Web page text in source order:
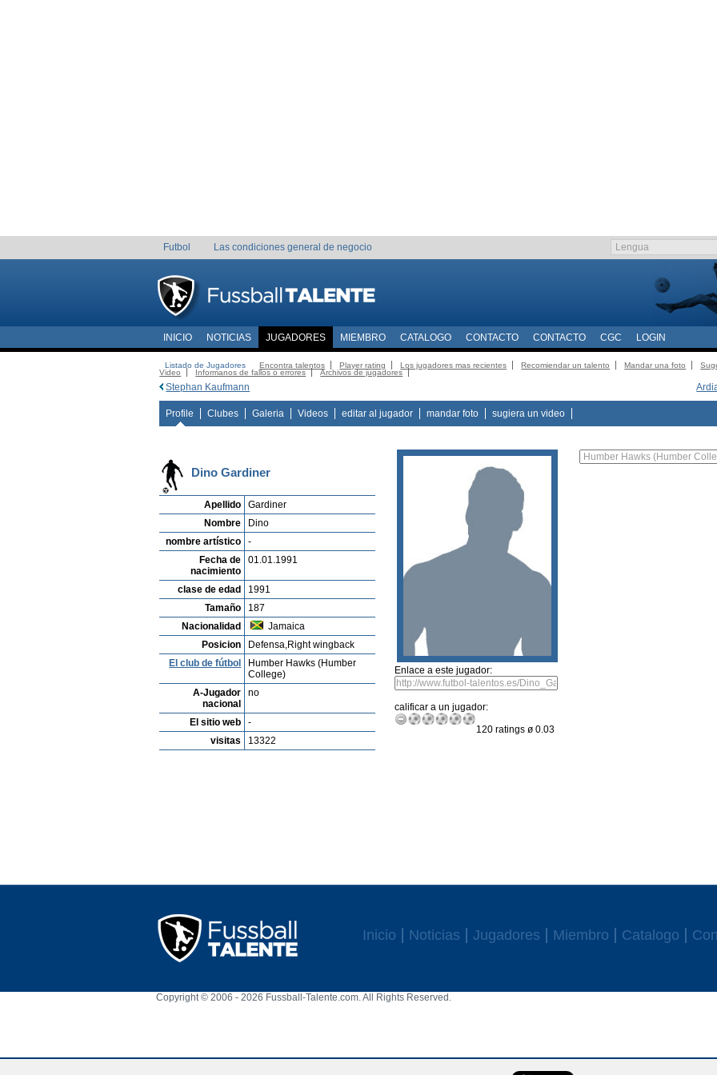
Futbol Las condiciones general de negocio
INICIO NOTICIAS JUGADORES MIEMBRO CATALOGO CONTACTO CONTACTO CGC LOGIN
Listado de Jugadores Encontra talentos Player rating Los jugadores mas recientes Recomiendar un talento Mandar una foto
Video
Informanos de fallos o errores Archivos de jugadores
Stephan Kaufmann
Profile Clubes Galeria Videos editar al jugador mandar foto sugiera un video
Dino Gardiner
Apellido
Gardiner
Nombre
Dino
nombre artístico
-
Fecha de
nacimiento
01.01.1991
clase de edad
1991
Tamaño
187
Nacionalidad
Jamaica
Posicion
Defensa,Right wingback
El club de fútbol
Humber Hawks (Humber
College)
A-Jugador
nacional
no
El sitio web
-
visitas
13322
Enlace a este jugador:
calificar a un jugador:
120 ratings ø 0.03
Inicio Noticias Jugadores Miembro Catalogo
Copyright © 2006 - 2026 Fussball-Talente.com. All Rights Reserved.